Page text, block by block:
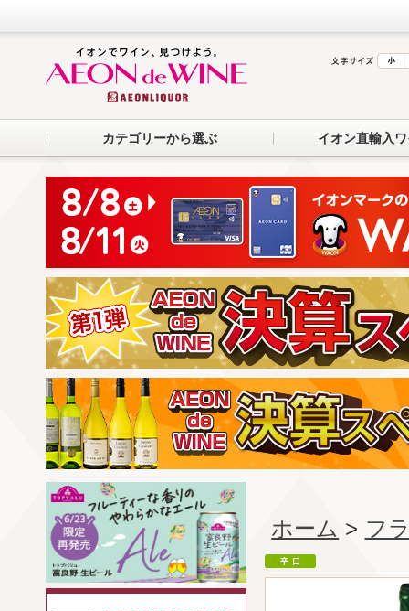
カテゴリーから選ぶ イオン直輸入
ホーム > フ